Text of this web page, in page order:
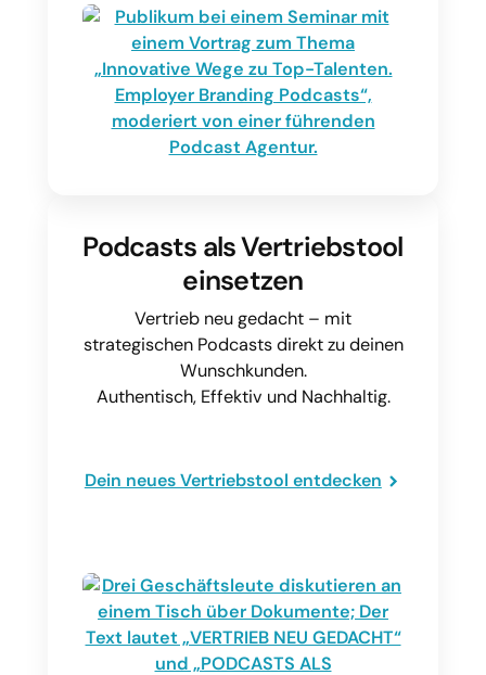
Podcasts als Vertriebstool
einsetzen
Vertrieb neu gedacht – mit
strategischen Podcasts direkt zu deinen
Wunschkunden.
Authentisch, Effektiv und Nachhaltig.
Dein neues Vertriebstool entdecken